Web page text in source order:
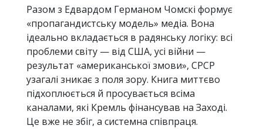
Разом з Едвардом Германом Чомскі формує
«пропагандистську модель» медіа. Вона
ідеально вкладається в радянську логіку: всі
проблеми світу — від США, усі війни —
результат «американської змови», СРСР
узагалі зникає з поля зору. Книга миттєво
підхоплюється й просувається всіма
каналами, які Кремль фінансував на Заході.
Це вже не збіг, а системна співпраця.